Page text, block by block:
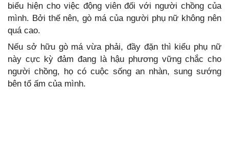
biểu hiện cho việc động viên đối với người chồng của
mình. Bởi thế nên, gò má của người phụ nữ không nên
quá cao.
Nếu sở hữu gò má vừa phải, đầy đặn thì kiểu phụ nữ
này cực kỳ đảm đang là hậu phương vững chắc cho
người chồng, họ có cuộc sống an nhàn, sung sướng
bên tổ ấm của mình.